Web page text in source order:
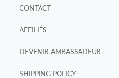
CONTACT
AFFILIÉS
DEVENIR AMBASSADEUR
SHIPPING POLICY